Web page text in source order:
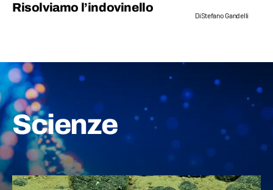
Risolviamo l’indovinello
DiStefano Gandelli
Scienze